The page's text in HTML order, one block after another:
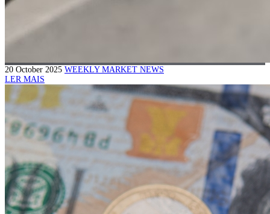
20 October 2025 WEEKLY MARKET NEWS
LER MAIS